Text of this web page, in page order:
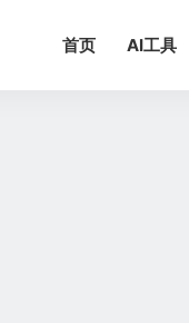
首页 AI工具